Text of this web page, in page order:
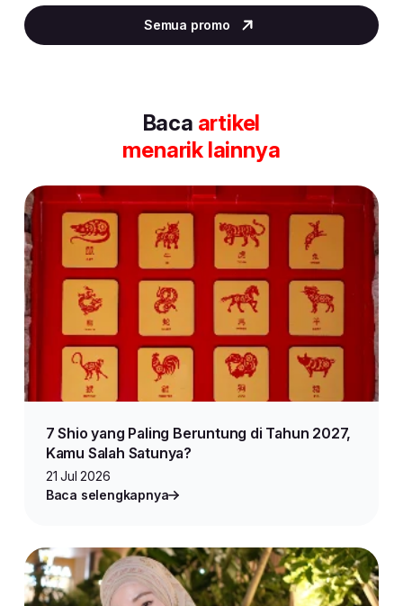
2
of
Semua promo
Baca artikel
menarik lainnya
7 Shio yang Paling Beruntung di Tahun 2027,
Kamu Salah Satunya?
21 Jul 2026
Baca selengkapnya